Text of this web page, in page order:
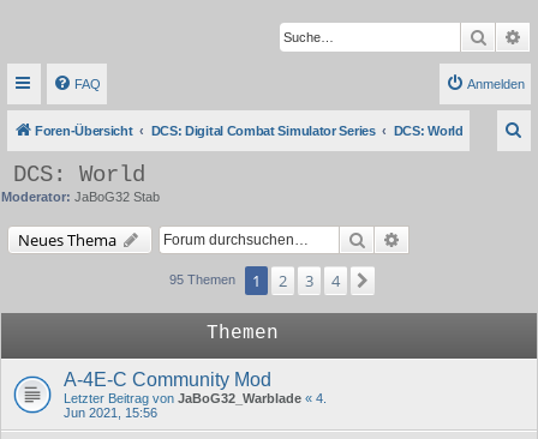
Suche
FAQ Anmelden
Foren-Übersicht DCS: Digital Combat Simulator Series DCS: World
DCS: World
Moderator: JaBoG32 Stab
Neues Thema Suche
95 Themen 1 2 3 4
Themen
A-4E-C Community Mod
Letzter Beitrag von JaBoG32_Warblade « 4.
Jun 2021, 15:56